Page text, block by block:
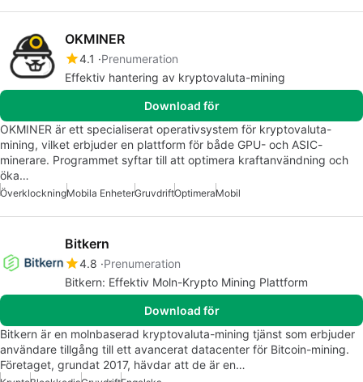
OKMINER
4.1
Prenumeration
Effektiv hantering av kryptovaluta-mining
Download för
OKMINER är ett specialiserat operativsystem för kryptovaluta-
mining, vilket erbjuder en plattform för både GPU- och ASIC-
minerare. Programmet syftar till att optimera kraftanvändning och
öka…
ÖverklockningMobila EnheterGruvdriftOptimeraMobil
Bitkern
4.8 Prenumeration
Bitkern: Effektiv Moln-Krypto Mining Plattform
Download för
Bitkern är en molnbaserad kryptovaluta-mining tjänst som erbjuder
användare tillgång till ett avancerat datacenter för Bitcoin-mining.
Företaget, grundat 2017, hävdar att de är en…